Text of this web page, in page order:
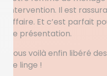
intervention. Il est
affaire. Et c’est parfait
de présentation.
Vous voilà enfin libéré
de linge !